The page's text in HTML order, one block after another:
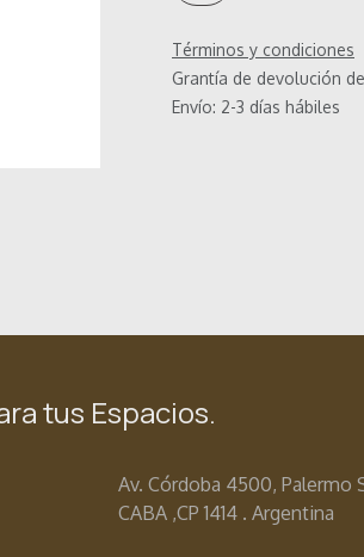
Términos y condiciones
Grantía de devolución
Envío: 2-3 días hábiles
tus Espacios.
Av. Córdoba 4500, Palermo
CABA ,CP 1414 . Argentina